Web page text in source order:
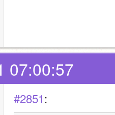
07:00:57
#2851: